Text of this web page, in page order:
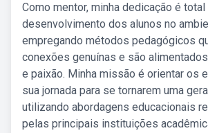
Como mentor, minha dedicação é total
desenvolvimento dos alunos no
empregando métodos pedagógicos
conexões genuínas e são
e paixão. Minha missão é orientar os
sua jornada para se tornarem uma
utilizando abordagens educacionais
pelas principais instituições